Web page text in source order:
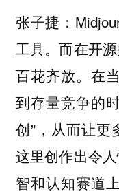
张子捷 ：
工具。而在开
百花齐放。在
到存量竞争的
创”，从而让更
这里创作出令
智和认知赛道